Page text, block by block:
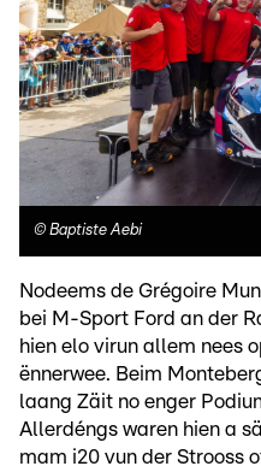
© Baptiste Aebi
Nodeems de Grégoire
bei M-Sport Ford an der
hien elo virun allem nees
ënnerwee. Beim
laang Zäit no enger
Allerdéngs waren hien a
mam i20 vun der Strooss